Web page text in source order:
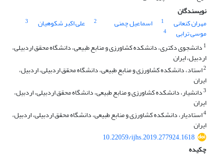
نویسندگان
مهران کنعانی
1 اسماعیل چمنی 2 علی اکبر شکوهیان 3
موسی ترابی
4
1 دانشجوی دکتری، دانشکده کشاورزی و منابع طبیعی، دانشگاه محقق اردبیلی،
اردبیل، ایران
2استاد، دانشکده کشاورزی و منابع طبیعی، دانشگاه محقق اردبیلی، اردبیل،
ایران
3دانشیار، دانشکده کشاورزی و منابع طبیعی، دانشگاه محقق اردبیلی، اردبیل،
ایران
4استادیار، دانشکده کشاورزی و منابع طبیعی، دانشگاه محقق اردبیلی، اردبیل،
ایران
10.22059/ijhs.2019.277924.1618
چکیده